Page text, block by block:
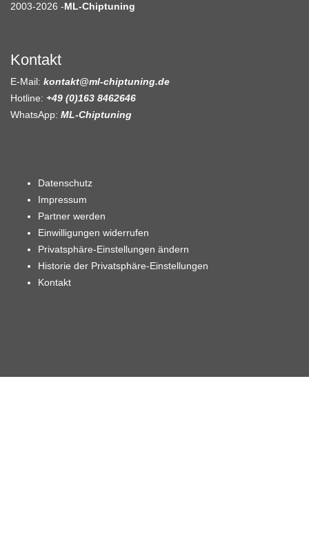
2003-2026 -ML-Chiptuning
Kontakt
E-Mail: kontakt@ml-chiptuning.de
Hotline: +49 (0)163 8462646
WhatsApp: ML-Chiptuning
Datenschutz
Impressum
Partner werden
Einwilligungen widerrufen
Privatsphäre-Einstellungen ändern
Historie der Privatsphäre-Einstellungen
Kontakt